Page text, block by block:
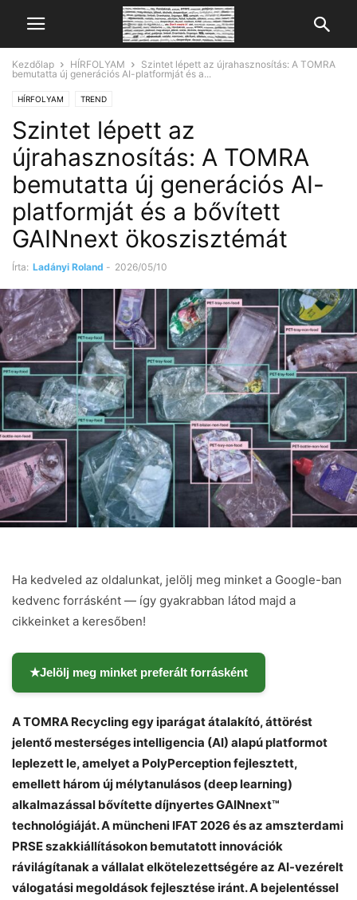
Kezdőlap HÍRFOLYAM
Szintet lépett az újrahasznosítás: A TOMRA
bemutatta új generációs AI-platformját és a...
HÍRFOLYAM TREND
Szintet lépett az
újrahasznosítás: A TOMRA
bemutatta új generációs AI-
platformját és a bővített
GAINnext ökoszisztémát
Írta: Ladányi Roland - 2026/05/10
Ha kedveled az oldalunkat, jelölj meg minket a Google-ban
kedvenc forrásként — így gyakrabban látod majd a
cikkeinket a keresőben!
★Jelölj meg minket preferált forrásként
A TOMRA Recycling egy iparágat átalakító, áttörést
jelentő mesterséges intelligencia (AI) alapú platformot
leplezett le, amelyet a PolyPerception fejlesztett,
emellett három új mélytanulásos (deep learning)
alkalmazással bővítette díjnyertes GAINnext™
technológiáját. A müncheni IFAT 2026 és az amszterdami
PRSE szakkiállításokon bemutatott innovációk
rávilágítanak a vállalat elkötelezettségére az AI-vezérelt
válogatási megoldások fejlesztése iránt. A bejelentéssel